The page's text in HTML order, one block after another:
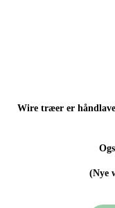
Wire træer er
(Nye